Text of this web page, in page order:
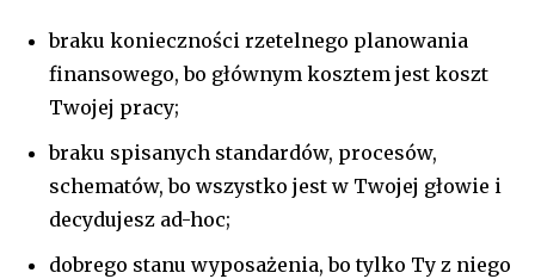
braku konieczności rzetelnego planowania
finansowego, bo głównym kosztem jest koszt
Twojej pracy;
braku spisanych standardów, procesów,
schematów, bo wszystko jest w Twojej głowie i
decydujesz ad-hoc;
dobrego stanu wyposażenia, bo tylko Ty z niego